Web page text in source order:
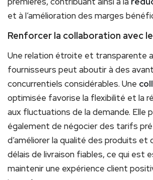
et à l’amélioration des marges
Renforcer la collaboration avec
Une relation étroite et transparente
fournisseurs peut aboutir à des
concurrentiels considérables. Une
optimisée favorise la flexibilité et la
aux fluctuations de la demande. Elle
également de négocier des tarifs
d’améliorer la qualité des produits et
délais de livraison fiables, ce qui est
maintenir une expérience client